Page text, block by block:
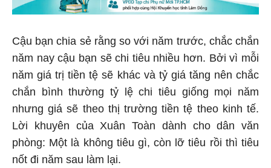
Cậu bạn chia sẻ rằng so với năm trước, chắc chắn
năm nay cậu bạn sẽ chi tiêu nhiều hơn. Bởi vì mỗi
năm giá trị tiền tệ sẽ khác và tỷ giá tăng nên chắc
chắn bình thường tỷ lệ chi tiêu giống mọi năm
nhưng giá sẽ theo thị trường tiền tệ theo kinh tế.
Lời khuyên của Xuân Toàn dành cho dân văn
phòng: Một là không tiêu gì, còn lỡ tiêu rồi thì tiêu
nốt đi năm sau làm lại.